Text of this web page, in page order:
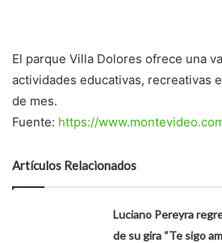
El parque Villa Dolores ofrece una
actividades educativas, recreativas
de mes.
Fuente: https://
Artículos Relacionados
Luciano Pereyra
de su gira “Te sigo